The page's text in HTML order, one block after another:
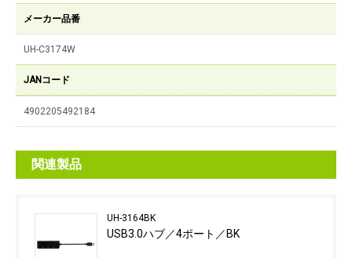
メーカー品番
UH-C3174W
JANコード
4902205492184
関連製品
UH-3164BK
USB3.0ハブ／4ポート／BK